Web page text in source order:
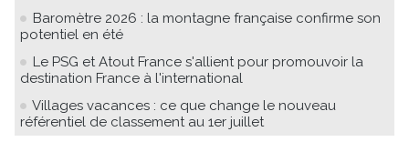
Baromètre 2026 : la montagne française confirme son
potentiel en été
Le PSG et Atout France s'allient pour promouvoir la
destination France à l'international
Villages vacances : ce que change le nouveau
référentiel de classement au 1er juillet